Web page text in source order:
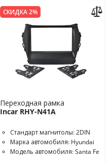
СКИДКА 2%
Переходная рамка
Incar RHY-N41A
Стандарт магнитолы: 2DIN
Марка автомобиля: Hyundai
Модель автомобиля: Santa Fe